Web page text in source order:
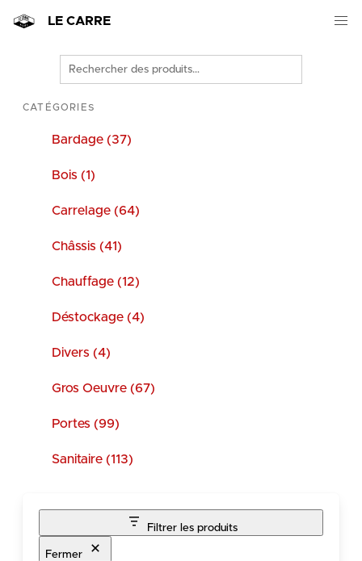
LE CARRE
Rechercher
des
produits
CATÉGORIES
Bardage (37)
Bois (1)
Carrelage (64)
Châssis (41)
Chauffage (12)
Déstockage (4)
Divers (4)
Gros Oeuvre (67)
Portes (99)
Sanitaire (113)
Filtrer les produits
Fermer